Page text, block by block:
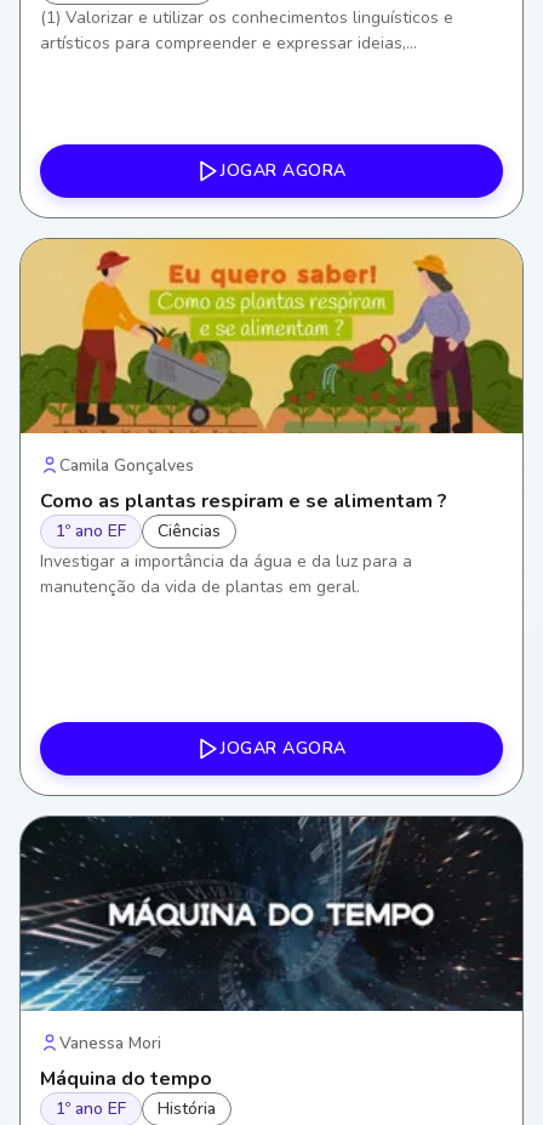
(1) Valorizar e utilizar os conhecimentos linguísticos e
artísticos para compreender e expressar ideias,
(Natal como celebração cultural e religiosa). (8)
Desenvolver empatia, diálogo e cooperação em atividades
coletivas e musicais.
JOGAR AGORA
Camila Gonçalves
Como as plantas respiram e se alimentam ?
1º ano EF
Ciências
Investigar a importância da água e da luz para a
manutenção da vida de plantas em geral.
JOGAR AGORA
Vanessa Mori
Máquina do tempo
1º ano EF
História